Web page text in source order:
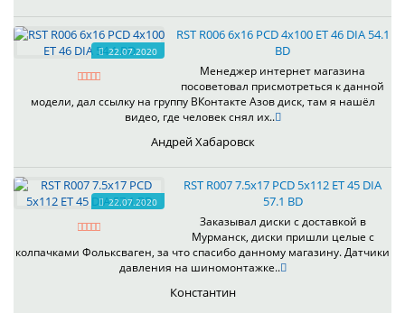
22.07.2020
RST R006 6x16 PCD 4x100 ET 46 DIA 54.1
BD
Менеджер интернет магазина
посоветовал присмотреться к данной
модели, дал ссылку на группу ВКонтакте Азов диск, там я нашёл
видео, где человек снял их..
Андрей Хабаровск
22.07.2020
RST R007 7.5x17 PCD 5x112 ET 45 DIA
57.1 BD
Заказывал диски с доставкой в
Мурманск, диски пришли целые с
колпачками Фольксваген, за что спасибо данному магазину. Датчики
давления на шиномонтажке..
Константин